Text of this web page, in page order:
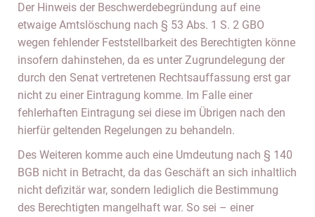
Der Hinweis der Beschwerdebegründung auf eine
etwaige Amtslöschung nach § 53 Abs. 1 S. 2 GBO
wegen fehlender Feststellbarkeit des Berechtigten könne
insofern dahinstehen, da es unter Zugrundelegung der
durch den Senat vertretenen Rechtsauffassung erst gar
nicht zu einer Eintragung komme. Im Falle einer
fehlerhaften Eintragung sei diese im Übrigen nach den
hierfür geltenden Regelungen zu behandeln.
Des Weiteren komme auch eine Umdeutung nach § 140
BGB nicht in Betracht, da das Geschäft an sich inhaltlich
nicht defizitär war, sondern lediglich die Bestimmung
des Berechtigten mangelhaft war. So sei – einer